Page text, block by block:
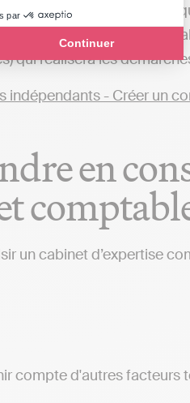
par
Continuer
en ligne, tels qu'Indy,
pour votre
qui réalisera les
en
un cabinet d’expertise
compte d'autres facteurs